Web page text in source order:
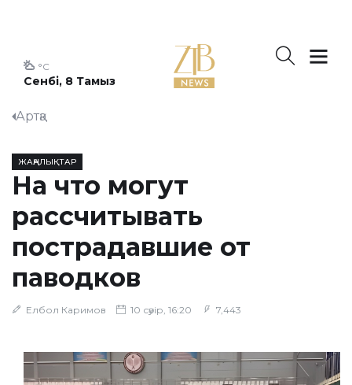
Сенбі, 8 Тамыз
°C
Артқа
ЖАҢАЛЫҚТАР
На что могут
рассчитывать
пострадавшие от
паводков
Елбол Каримов 10 сәуір, 16:20 7,443